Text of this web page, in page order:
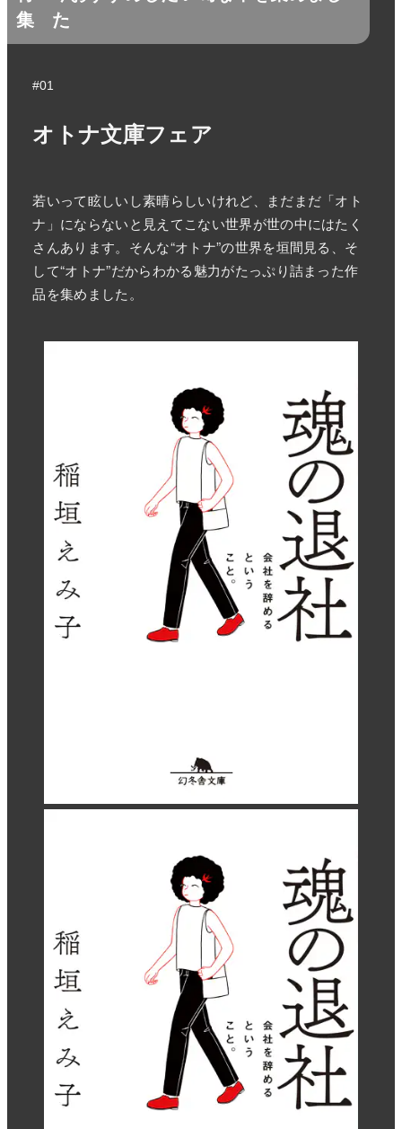
集
た
#01
オトナ文庫フェア
若いって眩しいし素晴らしいけれど、まだまだ「オト
ナ」にならないと見えてこない世界が世の中にはたく
さんあります。そんな“オトナ”の世界を垣間見る、そ
して“オトナ”だからわかる魅力がたっぷり詰まった作
品を集めました。